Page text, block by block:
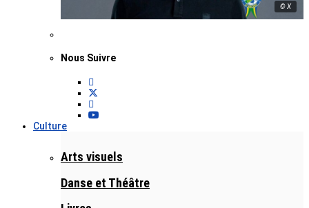
© X
Nous Suivre
Culture
Arts visuels
Danse et Théâtre